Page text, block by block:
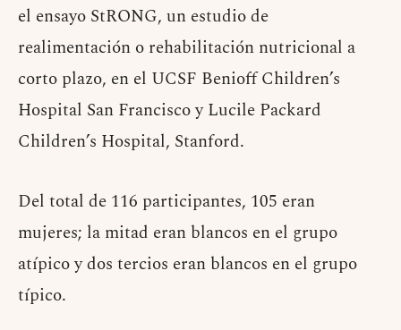
el ensayo StRONG, un estudio de
realimentación o rehabilitación nutricional a
corto plazo, en el UCSF Benioff Children’s
Hospital San Francisco y Lucile Packard
Children’s Hospital, Stanford.
Del total de 116 participantes, 105 eran
mujeres; la mitad eran blancos en el grupo
atípico y dos tercios eran blancos en el grupo
típico.